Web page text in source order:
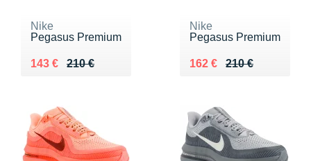
Nike
Pegasus Premium
210 €
Au lieu de 210 €
143 €
Vendu 143 €
Nike
Pegasus Premium
210 €
Au lieu de 210 €
162 €
Vendu 162 €